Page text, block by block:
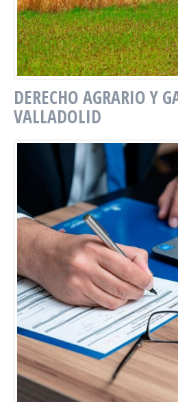
DERECHO AGRARIO Y
VALLADOLID